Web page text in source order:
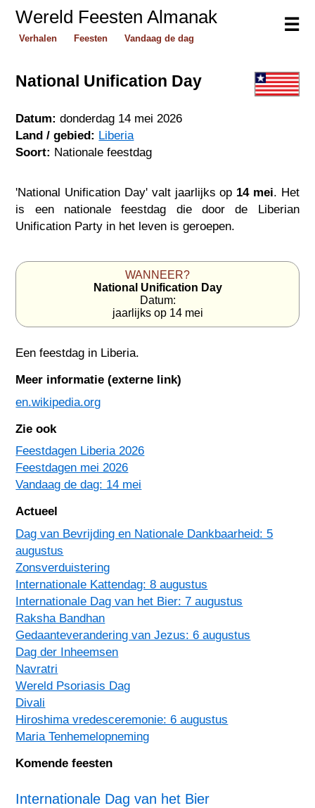
☰
Wereld Feesten Almanak
Verhalen Feesten Vandaag de dag
National Unification Day
Datum: donderdag 14 mei 2026
Land / gebied: Liberia
Soort: Nationale feestdag
'National Unification Day' valt jaarlijks op 14 mei. Het
is een nationale feestdag die door de Liberian
Unification Party in het leven is geroepen.
WANNEER?
National Unification Day
Datum:
jaarlijks op 14 mei
Een feestdag in Liberia.
Meer informatie (externe link)
en.wikipedia.org
Zie ook
Feestdagen Liberia 2026
Feestdagen mei 2026
Vandaag de dag: 14 mei
Actueel
Dag van Bevrijding en Nationale Dankbaarheid: 5
augustus
Zonsverduistering
Internationale Kattendag: 8 augustus
Internationale Dag van het Bier: 7 augustus
Raksha Bandhan
Gedaanteverandering van Jezus: 6 augustus
Dag der Inheemsen
Navratri
Wereld Psoriasis Dag
Divali
Hiroshima vredesceremonie: 6 augustus
Maria Tenhemelopneming
Komende feesten
Internationale Dag van het Bier